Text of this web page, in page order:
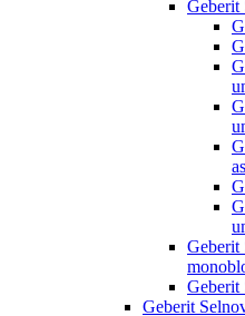
Geberit
Geberit
Geberit
Geberit